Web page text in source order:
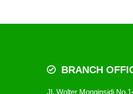
BRANCH
Jl. Wolter Monginsidi